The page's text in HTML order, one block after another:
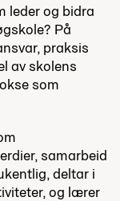
leder og bidra
På
praksis
av skolens
som
samarbeid
deltar i
og lærer